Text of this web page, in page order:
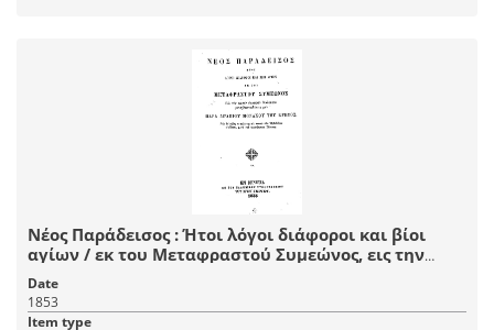
Νέος Παράδεισος : Ήτοι λόγοι διάφοροι και βίοι
αγίων / εκ του Μεταφραστού Συμεώνος, εις την
κοινήν ημετέραν διάλεκτον μεταγλωττισθέντες μεν
παρά Αγαπίου μοναχού του Κρητός.
Date
1853
Item type